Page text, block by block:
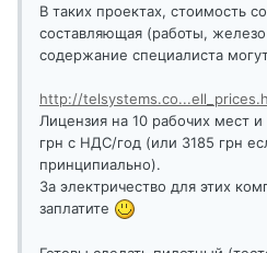
В таких проектах, стоимость
составляющая (работы,
содержание специалиста
http://
Лицензия на 10 рабочих мест
грн с НДС/год (или 3185 грн
принципиально).
За электричество для этих
заплатите